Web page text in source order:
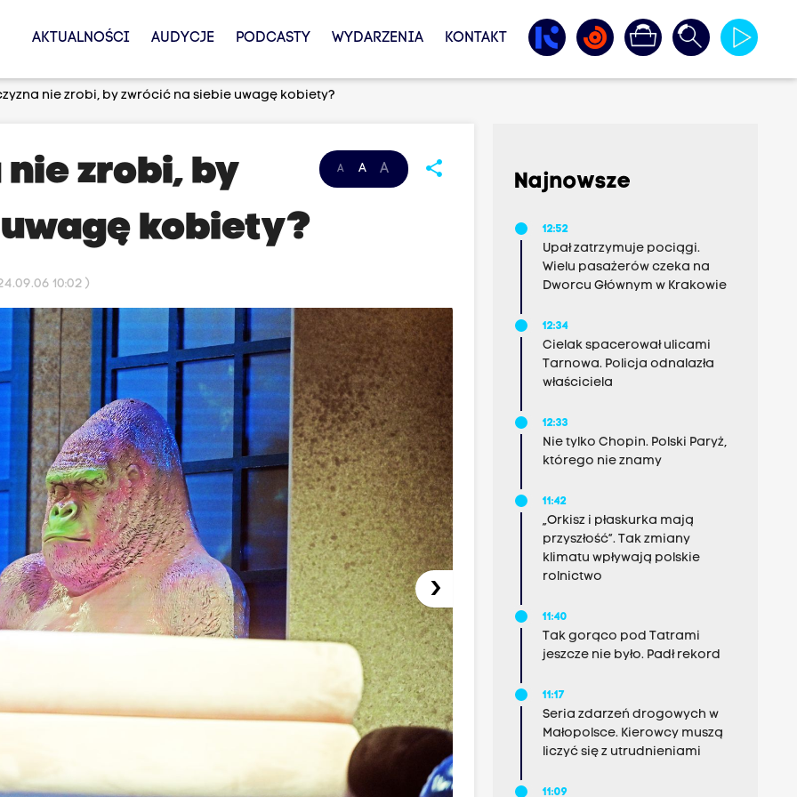
AKTUALNOŚCI AUDYCJE PODCASTY WYDARZENIA KONTAKT
nie zrobi, by zwrócić na siebie uwagę kobiety?
A A A share
nie zrobi, by
kobiety?
10:02 )
›
Najnowsze
12:52
Upał zatrzymuje pociągi.
Wielu pasażerów czeka na
Dworcu Głównym w Krakowie
12:34
Cielak spacerował ulicami
Tarnowa. Policja odnalazła
właściciela
12:33
Nie tylko Chopin. Polski Paryż,
którego nie znamy
11:42
„Orkisz i płaskurka mają
przyszłość”. Tak zmiany
klimatu wpływają polskie
rolnictwo
11:40
Tak gorąco pod Tatrami
jeszcze nie było. Padł rekord
11:17
Seria zdarzeń drogowych w
Małopolsce. Kierowcy muszą
liczyć się z utrudnieniami
11:09